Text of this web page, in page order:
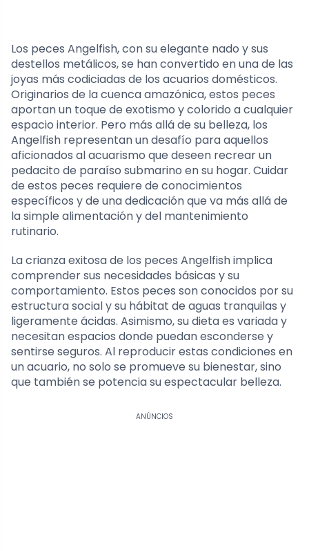
Los peces Angelfish, con su elegante nado y sus
destellos metálicos, se han convertido en una de las
joyas más codiciadas de los acuarios domésticos.
Originarios de la cuenca amazónica, estos peces
aportan un toque de exotismo y colorido a cualquier
espacio interior. Pero más allá de su belleza, los
Angelfish representan un desafío para aquellos
aficionados al acuarismo que deseen recrear un
pedacito de paraíso submarino en su hogar. Cuidar
de estos peces requiere de conocimientos
específicos y de una dedicación que va más allá de
la simple alimentación y del mantenimiento
rutinario.
La crianza exitosa de los peces Angelfish implica
comprender sus necesidades básicas y su
comportamiento. Estos peces son conocidos por su
estructura social y su hábitat de aguas tranquilas y
ligeramente ácidas. Asimismo, su dieta es variada y
necesitan espacios donde puedan esconderse y
sentirse seguros. Al reproducir estas condiciones en
un acuario, no solo se promueve su bienestar, sino
que también se potencia su espectacular belleza.
ANÚNCIOS